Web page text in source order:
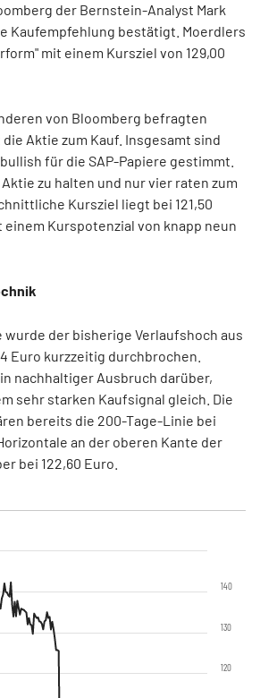
der Bernstein-Analyst Mark
Kaufempfehlung bestätigt. Moerdlers
mit einem Kursziel von 129,00
von Bloomberg befragten
Aktie zum Kauf. Insgesamt sind
für die SAP-Papiere gestimmt.
zu halten und nur vier raten zum
Kursziel liegt bei 121,50
Kurspotenzial von knapp neun
wurde der bisherige Verlaufshoch aus
Euro kurzzeitig durchbrochen.
nachhaltiger Ausbruch darüber,
sehr starken Kaufsignal gleich. Die
bereits die 200-Tage-Linie bei
an der oberen Kante der
bei 122,60 Euro.
120
130
140